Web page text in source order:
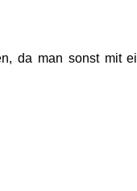
da man sonst mit